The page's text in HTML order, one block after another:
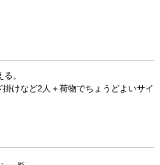
。
けなど2人＋荷物でちょうどよいサイ